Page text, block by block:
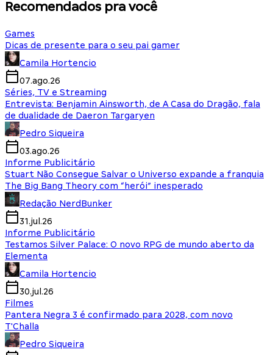
Recomendados pra você
Games
Dicas de presente para o seu pai gamer
Camila Hortencio
07.ago.26
Séries, TV e Streaming
Entrevista: Benjamin Ainsworth, de A Casa do Dragão, fala
de dualidade de Daeron Targaryen
Pedro Siqueira
03.ago.26
Informe Publicitário
Stuart Não Consegue Salvar o Universo expande a franquia
The Big Bang Theory com “herói” inesperado
Redação NerdBunker
31.jul.26
Informe Publicitário
Testamos Silver Palace: O novo RPG de mundo aberto da
Elementa
Camila Hortencio
30.jul.26
Filmes
Pantera Negra 3 é confirmado para 2028, com novo
T'Challa
Pedro Siqueira